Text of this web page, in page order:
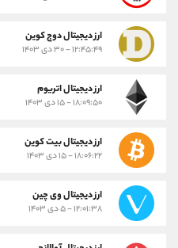
ارز دیجیتال دوج کوین
۱۲:۴۵:۴۹ - ۳۰ دی ۱۴۰۳
ارز دیجیتال اتریوم
۱۸:۰۹:۵۰ - ۱۵ دی ۱۴۰۳
ارز دیجیتال بیت کوین
۱۸:۰۶:۲۲ - ۱۵ دی ۱۴۰۳
ارز دیجیتال وی چین
۱۲:۰۱:۳۸ - ۵ دی ۱۴۰۳